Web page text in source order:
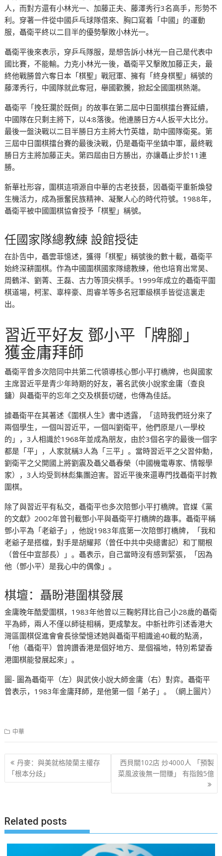
人，而對方還有小林光一、加藤正夫、藤澤秀行3名高手，形勢不
利。穿著一件從中國乒乓球隊借來、胸口寫着「中國」的運動
服，聶衛平終以二目半的優勢擊敗小林光一。
聶衛平後來表示，穿乒乓隊服，是想告訴小林光一自己是代表中
國比賽，不能輸。力克小林光一後，聶衛平又擊敗加藤正夫，最
終他戰勝曾六奪日本「棋聖」戰冠軍、擁有「終身棋聖」稱號的
藤澤秀行，中國隊就此奪冠，舉國歡騰，掀起全國圍棋熱潮。
聶衛平「挽狂瀾於既倒」的故事在第二屆中日圍棋擂台賽延續，
中國隊在只剩主將下，以4:8落後。他連勝日方4人扳平大比分。
最後一盤決戰以二目半勝日方主將大竹英雄，助中國隊衛冕。第
三屆中日圍棋擂台賽的最後決戰，仍是聶衛平坐鎮中軍，最終戰
勝日方主將加藤正夫。第四屆由日方勝出，亦讓聶止步於11連
勝。
新華社形容，圍棋這項源自中華的古老技藝，因聶衛平重新煥發
生機活力，成為振奮民族精神、凝聚人心的時代符號。1988年，
聶衛平被中國圍棋協會授予「棋聖」稱號。
任國家隊總教練 設館授徒
在訃告中，聶雲菲憶述，獲得「棋聖」稱號後的數十載，聶衛平
始終深耕圍棋。作為中國圍棋國家隊總教練，他也培育出常昊、
周鶴洋、劉菁、王磊、古力等頂尖棋手。1999年成立的聶衛平圍
棋道場，柯潔、辜梓豪、周睿羊等多名冠軍級棋手皆從這裏走
出。
習近平好友 鄧小平「牌腳」
獲金庸拜師
聶衛平曾多次陪同中共第二代領導核心鄧小平打橋牌，也與國家
主席習近平是青少年時期的好友，著名武俠小說家金庸（查良
鏞）與聶衛平的忘年之交及棋藝切磋，也傳為佳話。
據聶衛平在其著述《圍棋人生》書中透露，「這時我們班分來了
兩個學生，一個叫習近平，一個叫劉衛平，他們原是八一學校
的」，3人相識於1968年並成為朋友，由於3個名字的最後一個字
都是「平」，人家就稱3人為「三平」。當時習近平之父習仲勳，
劉衛平之父開國上將劉震及聶父聶春榮（中國機電專家、情報學
家），3人均受到林彪集團迫害。習近平後來還專門找聶衛平討教
圍棋。
除了與習近平有私交，聶衛平也多次陪鄧小平打橋牌。官媒《黨
的文獻》2002年曾刊載鄧小平與聶衛平打橋牌的趣事。聶衛平稱
鄧小平為「老爺子」，他說1983年底第一次陪鄧打橋牌，「我和
老爺子是搭檔，對手是胡耀邦（曾任中共中央總書記）和丁關根
（曾任中宣部長）」。聶表示，自己當時沒有感到緊張，「因為
他（鄧小平）是我心中的偶像」。
棋壇：聶盼港圍棋發展
金庸晚年酷愛圍棋，1983年他曾以三鞠躬拜比自己小28歲的聶衛
平為師，兩人不僅以師徒相稱，更成摯友。中新社昨引述香港大
灣區圍棋促進會會長徐瑩憶述她與聶衛平相識逾40載的點滴，
「他（聶衛平）曾誇讚香港是個好地方、是個福地，特別希望香
港圍棋能發展起來」。
圖- 圖為聶衛平（左）與武俠小說大師金庸（右）對弈。聶衛平
曾表示，1983年金庸拜師，是他第一個「弟子」。（網上圖片）
中華
文
章
丹麥：與美就格陵蘭主權存
「根本分歧」
西貝關102店 炒4000人 「預製
菜風波後無一間賺」 有指蝕5億
Related posts